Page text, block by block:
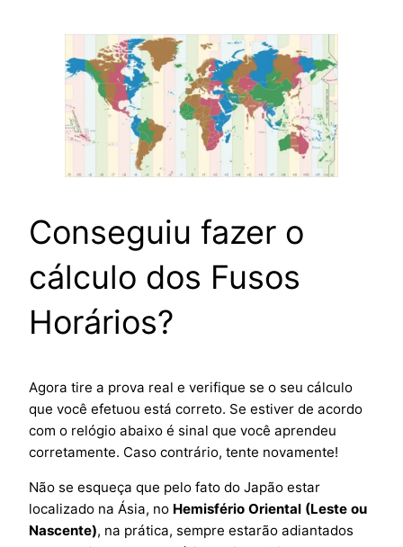
Conseguiu fazer o
cálculo dos Fusos
Horários?
Agora tire a prova real e verifique se o seu cálculo
que você efetuou está correto. Se estiver de acordo
com o relógio abaixo é sinal que você aprendeu
corretamente. Caso contrário, tente novamente!
Não se esqueça que pelo fato do Japão estar
localizado na Ásia, no Hemisfério Oriental (Leste ou
Nascente), na prática, sempre estarão adiantados